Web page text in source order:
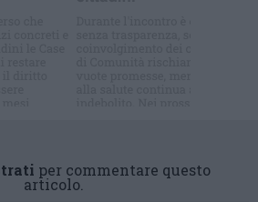
per commentare questo
articolo.